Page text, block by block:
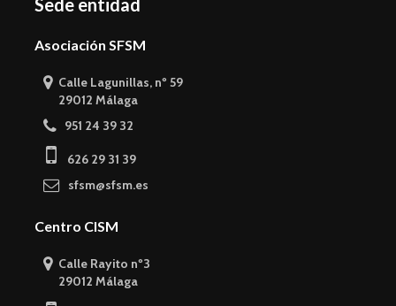
Sede entidad
Asociación SFSM
Calle Lagunillas, nº 59
29012 Málaga
951 24 39 32
626 29 31 39
sfsm@sfsm.es
Centro CISM
Calle Rayito nº3
29012 Málaga